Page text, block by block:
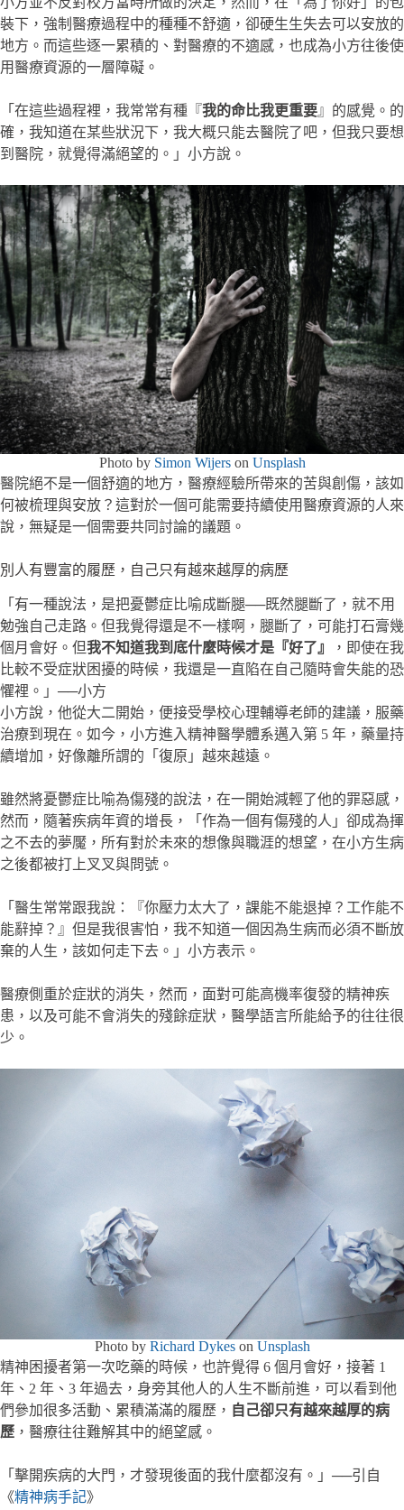
裝下，強制醫療過程中的種種不舒適，卻硬生生失去可以安放的
地方。而這些逐一累積的、對醫療的不適感，也成為小方往後使
用醫療資源的一層障礙。
「在這些過程裡，我常常有種『我的命比我更重要』的感覺。的
確，我知道在某些狀況下，我大概只能去醫院了吧，但我只要想
到醫院，就覺得滿絕望的。」小方說。
Photo by Simon Wijerson Unsplash
醫院絕不是一個舒適的地方，醫療經驗所帶來的苦與創傷，該如
何被梳理與安放？這對於一個可能需要持續使用醫療資源的人來
說，無疑是一個需要共同討論的議題。
別人有豐富的履歷，自己只有越來越厚的病歷
「有一種說法，是把憂鬱症比喻成斷腿──既然腿斷了，就不用
勉強自己走路。但我覺得還是不一樣啊，腿斷了，可能打石膏幾
個月會好。但我不知道我到底什麼時候才是『好了』
，即使在我
比較不受症狀困擾的時候，我還是一直陷在自己隨時會失能的恐
懼裡。」 ──小方
小方說，他從大二開始，便接受學校心理輔導老師的建議，服藥
治療到現在。如今，小方進入精神醫學體系邁入第 5 年，藥量持
續增加，好像離所謂的「復原」越來越遠。
雖然將憂鬱症比喻為傷殘的說法，在一開始減輕了他的罪惡感，
然而，隨著疾病年資的增長，「作為一個有傷殘的人」卻成為揮
之不去的夢魘，所有對於未來的想像與職涯的想望，在小方生病
之後都被打上叉叉與問號。
「醫生常常跟我說：『你壓力太大了，課能不能退掉？工作能不
能辭掉？』但是我很害怕，我不知道一個因為生病而必須不斷放
棄的人生，該如何走下去。」小方表示。
醫療側重於症狀的消失，然而，面對可能高機率復發的精神疾
患，以及可能不會消失的殘餘症狀，醫學語言所能給予的往往很
少。
Photo by Richard Dykeson Unsplash
精神困擾者第一次吃藥的時候，也許覺得 6 個月會好，接著 1
年、2 年、3 年過去，身旁其他人的人生不斷前進，可以看到他
們參加很多活動、累積滿滿的履歷， 自己卻只有越來越厚的病
歷 ，醫療往往難解其中的絕望感。
「擊開疾病的大門，才發現後面的我什麼都沒有。」──引自
《精神病手記》